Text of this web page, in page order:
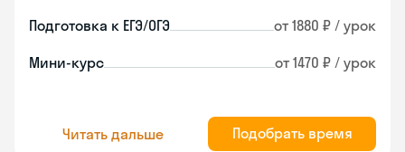
Подготовка к ЕГЭ/ОГЭ от 1880 ₽ / урок
Мини-курс от 1470 ₽ / урок
Читать дальше Подобрать время